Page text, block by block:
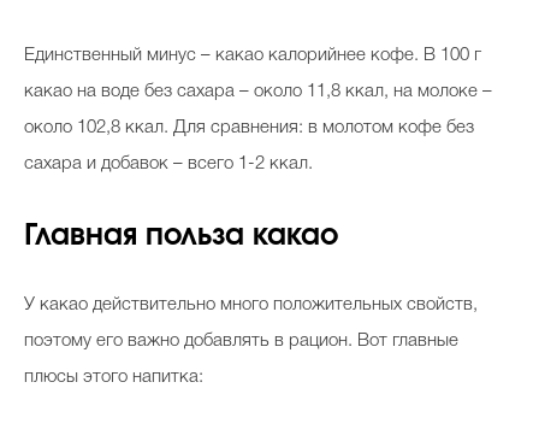
Единственный минус – какао калорийнее кофе. В 100 г
какао на воде без сахара – около 11,8 ккал, на молоке –
около 102,8 ккал. Для сравнения: в молотом кофе без
сахара и добавок – всего 1-2 ккал.
Главная польза какао
У какао действительно много положительных свойств,
поэтому его важно добавлять в рацион. Вот главные
плюсы этого напитка: